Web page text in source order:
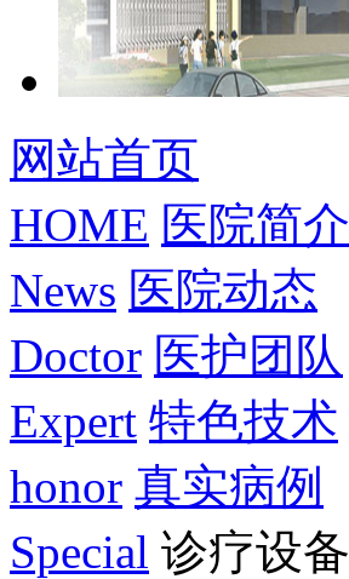
网站首页
HOME 医院简介
News 医院动态
Doctor 医护团队
Expert 特色技术
honor 真实病例
Special 诊疗设备